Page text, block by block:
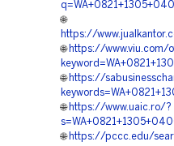
🌐
https://
🌐 https://
🌐 https://
🌐 https://www.uaic.ro/?
🌐 https://pccc.edu/